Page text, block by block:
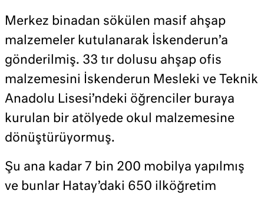
Merkez binadan sökülen masif ahşap
malzemeler kutulanarak İskenderun’a
gönderilmiş. 33 tır dolusu ahşap ofis
malzemesini İskenderun Mesleki ve Teknik
Anadolu Lisesi’ndeki öğrenciler buraya
kurulan bir atölyede okul malzemesine
dönüştürüyormuş.
Şu ana kadar 7 bin 200 mobilya yapılmış
ve bunlar Hatay’daki 650 ilköğretim